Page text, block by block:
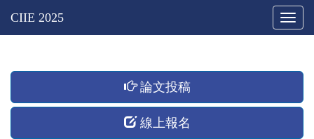
論文投稿
線上報名